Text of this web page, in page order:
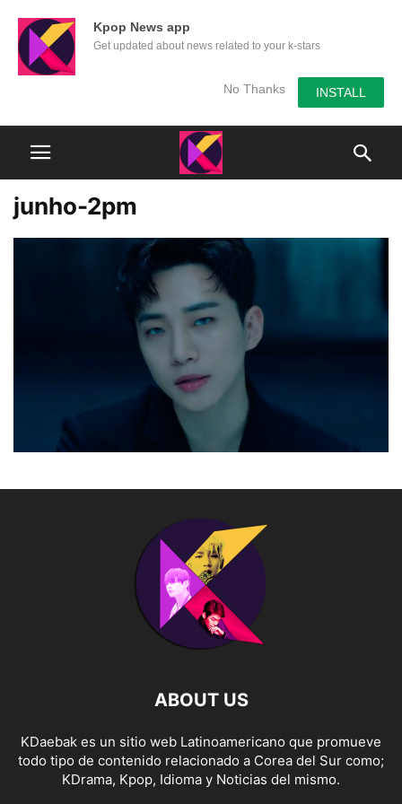
Kpop News app
Get updated about news related to your k-stars
No Thanks INSTALL
junho-2pm
ABOUT US
KDaebak es un sitio web Latinoamericano que promueve
todo tipo de contenido relacionado a Corea del Sur como;
KDrama, Kpop, Idioma y Noticias del mismo.